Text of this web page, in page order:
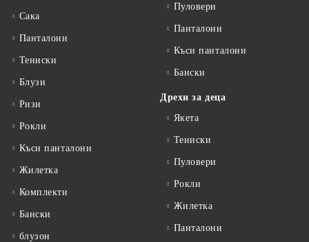
Сакa
Панталони
Тениски
Блузи
Ризи
Рокли
Къси панталони
Жилетка
Комплекти
Бански
блузон
Пуловери
Панталони
Къси панталони
Бански
Дрехи за деца
Якета
Тениски
Пуловери
Рокли
Жилетка
Панталони